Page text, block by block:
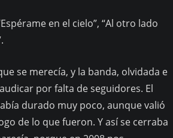
en el cielo”, “Al otro lado
se merecía, y la banda, olvidada e
por falta de seguidores. El
durado muy poco, aunque valió
de lo que fueron. Y así se cerraba